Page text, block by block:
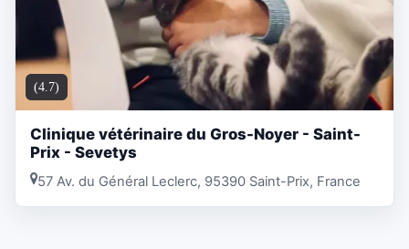
(4.7)
Clinique vétérinaire du Gros-Noyer - Saint-
Prix - Sevetys
57 Av. du Général Leclerc, 95390 Saint-Prix, France